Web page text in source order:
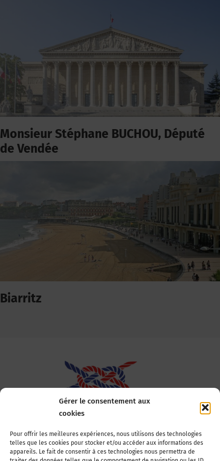
Gérer le consentement aux
cookies
Pour offrir les meilleures expériences, nous utilisons des technologies
telles que les cookies pour stocker et/ou accéder aux informations des
appareils. Le fait de consentir à ces technologies nous permettra de
Monsieur Stéphane BUCHOU, Député
de Vendée
Biarritz
Association Nationale des Elus des Littoraux
22, boulevard de la Tour-Maubourg
75007 Paris